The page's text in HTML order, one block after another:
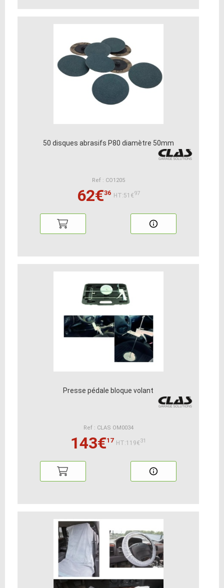
50 disques abrasifs P80 diamètre 50mm
Ref : CO1205
62€36 HT:51€97
Presse pédale bloque volant
Ref : CLAS OM0034
143€17 HT:119€31